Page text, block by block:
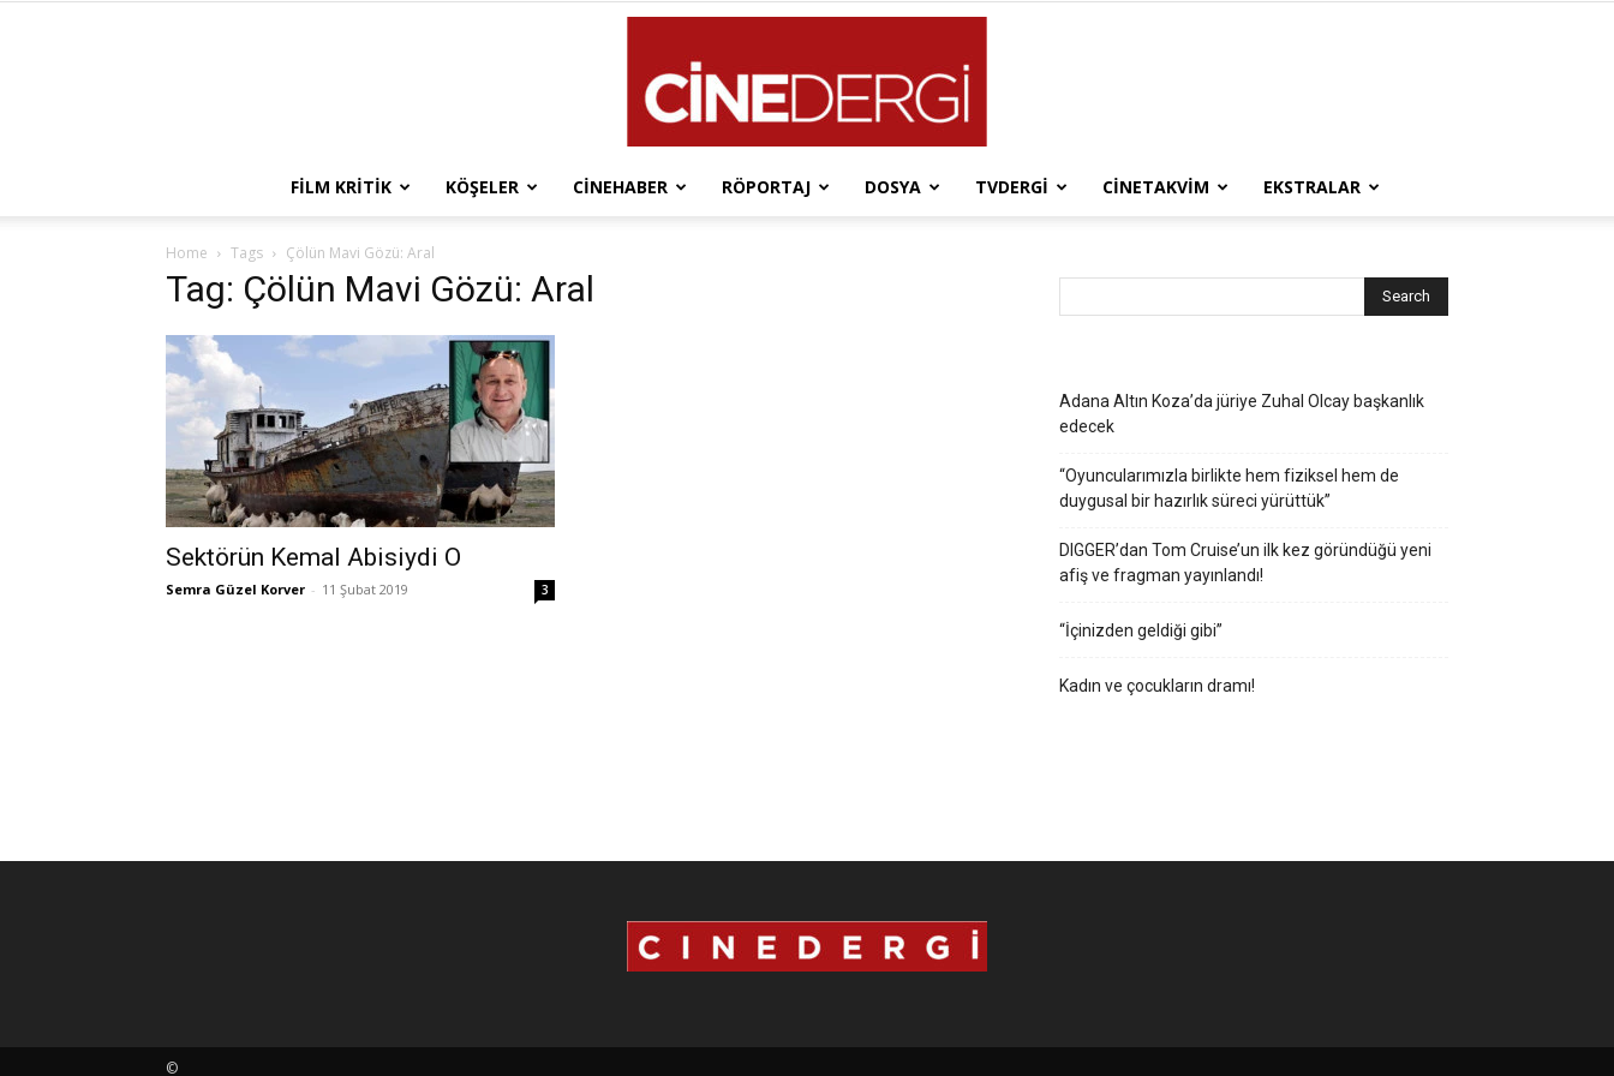
FILM KRITIK KÖŞELER CINEHABER RÖPORTAJ DOSYA TVDERGI CINETAKVIM EKSTRALAR
Home Tags Çölün Mavi Gözü: Aral
Tag: Çölün Mavi Gözü: Aral
Sektörün Kemal Abisiydi O
Semra Güzel Korver - 11 Şubat 2019 3
Adana Altın Koza’da jüriye Zuhal Olcay başkanlık
edecek
“Oyuncularımızla birlikte hem fiziksel hem de
duygusal bir hazırlık süreci yürüttük”
DIGGER’dan Tom Cruise’un ilk kez göründüğü yeni
afiş ve fragman yayınlandı!
“İçinizden geldiği gibi”
Kadın ve çocukların dramı!
©